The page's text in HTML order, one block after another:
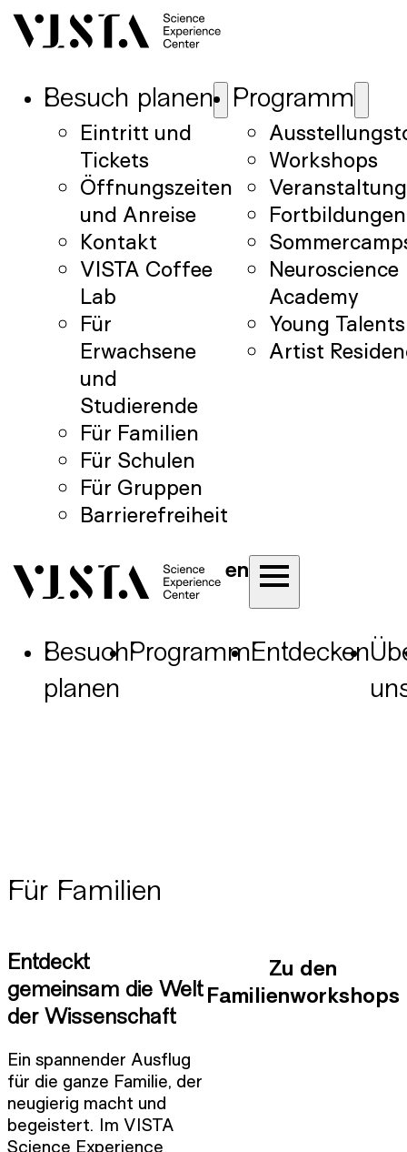
Besuch planen
Eintritt und
Tickets
Öffnungszeiten
und Anreise
Kontakt
VISTA Coffee
Lab
Für
Erwachsene
und
Studierende
Für Familien
Für Schulen
Für Gruppen
Barrierefreiheit
Programm
Workshops
Fortbildungen
Neuroscience
Academy
Young
Artist
en
Besuch
planen
ProgrammEntdecken
Für Familien
Entdeckt
gemeinsam die Welt
der Wissenschaft
Ein spannender Ausflug
für die ganze Familie, der
neugierig macht und
begeistert. Im VISTA
Science Experience
Zu den
Familienworkshops